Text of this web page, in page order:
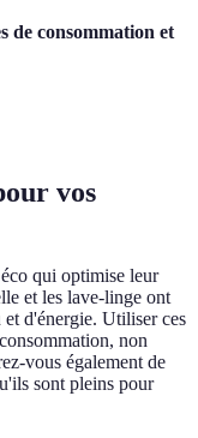
de consommation et
vos
qui optimise leur
et les lave-linge ont
d'énergie. Utiliser ces
non
vous également de
sont pleins pour